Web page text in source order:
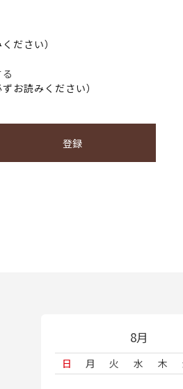
ださい）
お読みください）
登録
8月
日 月 火 水 木